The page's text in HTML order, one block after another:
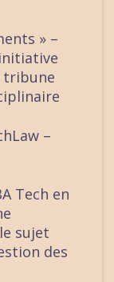
» –
tribune
–
Tech en
sujet
des